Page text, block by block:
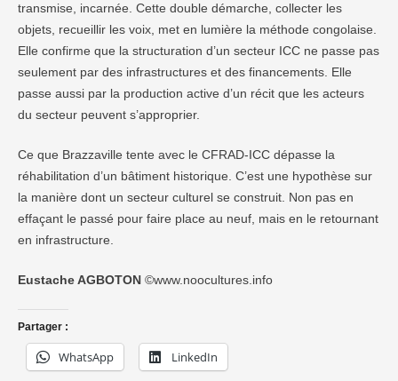
transmise, incarnée. Cette double démarche, collecter les
objets, recueillir les voix, met en lumière la méthode congolaise.
Elle confirme que la structuration d’un secteur ICC ne passe pas
seulement par des infrastructures et des financements. Elle
passe aussi par la production active d’un récit que les acteurs
du secteur peuvent s’approprier.
Ce que Brazzaville tente avec le CFRAD-ICC dépasse la
réhabilitation d’un bâtiment historique. C’est une hypothèse sur
la manière dont un secteur culturel se construit. Non pas en
effaçant le passé pour faire place au neuf, mais en le retournant
en infrastructure.
Eustache AGBOTON ©www.noocultures.info
Partager :
WhatsApp LinkedIn